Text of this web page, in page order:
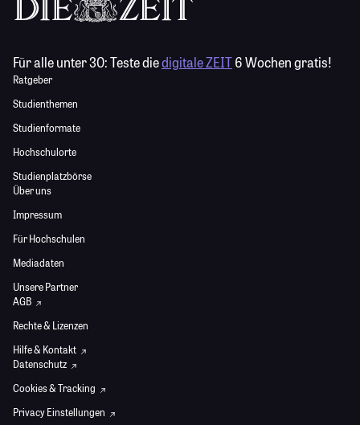
Für alle unter 30:Teste diedigitale ZEIT6 Wochen gratis!
Ratgeber
Studienthemen
Studienformate
Hochschulorte
Studienplatzbörse
Über uns
Impressum
Für Hochschulen
Mediadaten
Unsere Partner
AGB
Rechte & Lizenzen
Hilfe & Kontakt
Datenschutz
Cookies & Tracking
Privacy Einstellungen